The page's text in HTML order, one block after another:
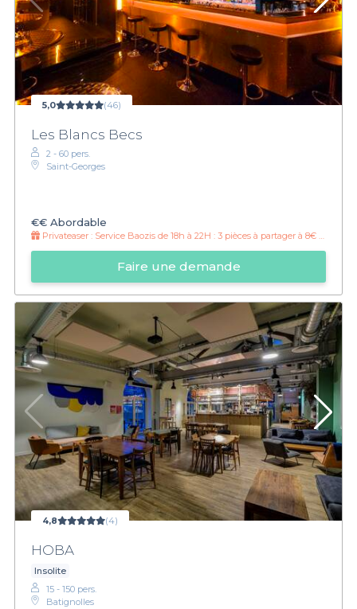
5,0 (46)
Les Blancs Becs
2 - 60 pers.
Saint-Georges
€€ Abordable
Privateaser : Service Baozis de 18h à 22H : 3 pièces à partager à 8€ ou 10 pièces à 24€
Faire une demande
4,8 (4)
HOBA
Insolite
15 - 150 pers.
Batignolles